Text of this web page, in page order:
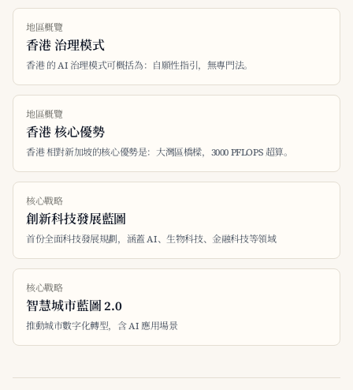
地區概覽
香港 治理模式
香港 的 AI 治理模式可概括為：自願性指引，無專門法。
地區概覽
香港 核心優勢
香港 相對新加坡的核心優勢是：大灣區橋樑，3000 PFLOPS 超算。
核心戰略
創新科技發展藍圖
首份全面科技發展規劃，涵蓋 AI、生物科技、金融科技等領域
核心戰略
智慧城市藍圖 2.0
推動城市數字化轉型，含 AI 應用場景